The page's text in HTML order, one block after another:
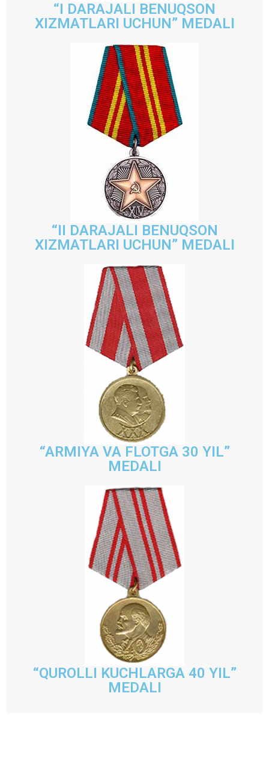
“I DARAJALI BENUQSON
XIZMATLARI UCHUN” MEDALI
“II DARAJALI BENUQSON
XIZMATLARI UCHUN” MEDALI
“ARMIYA VA FLOTGA 30 YIL”
MEDALI
“QUROLLI KUCHLARGA 40 YIL”
MEDALI